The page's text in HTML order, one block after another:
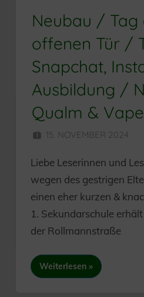
Neubau / Tag
offenen Tür /
Snapchat,
Ausbildung /
Qualm &
15. NOVEMBER 2024
Liebe Leserinnen und
wegen des gestrigen
einen eher kurzen &
1. Sekundarschule
der Rollmannstraße
Weiterlesen